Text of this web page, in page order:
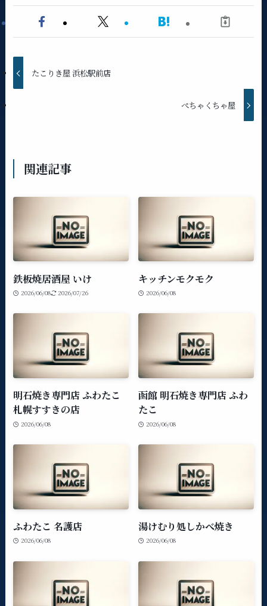
たこりき屋 浜松駅前店
ぺちゃくちゃ屋
関連記事
鉄板焼居酒屋 いけ
2026/06/08 2026/07/26
キッチンモクモク
2026/06/08
明石焼き専門店 ふわたこ
札幌すすきの店
2026/06/08
函館 明石焼き専門店 ふわ
たこ
2026/06/08
ふわたこ 名護店
2026/06/08
湯けむり処しかべ焼き
2026/06/08